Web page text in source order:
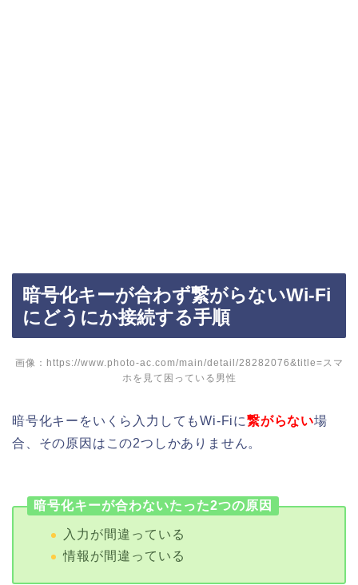
暗号化キーが合わず繋がらないWi-Fi
にどうにか接続する手順
画像：https://www.photo-ac.com/main/detail/28282076&title=スマ
ホを見て困っている男性
暗号化キーをいくら入力してもWi-Fiに繋がらない場
合、その原因はこの2つしかありません。
暗号化キーが合わないたった2つの原因
入力が間違っている
情報が間違っている